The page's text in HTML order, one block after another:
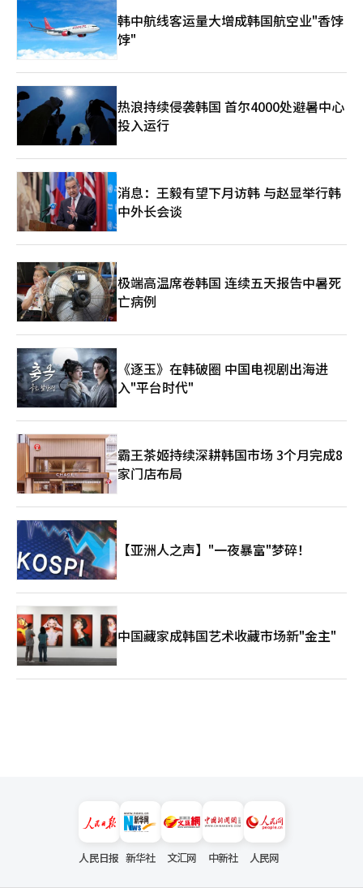
常委此次调研代表了党中央和习近平总书记的工作部署，其所到之
处均体现出鲜明的政策导向。”一位业内人士表示，“此行也体现
出中方希望加强与韩方产业协作、共同应对外部挑战的战略意
图。” 据公开资料显示，自2019年国务院原总理李克强视察三星
西安工厂以来，丁薛祥是首位到访该厂的中共中央政治局常委。此
前一个月，习近平主席曾在北京出席中国发展高层论坛2025年年
会，并会见三星电子会长李在镕，显示中方高层正密集向韩方传递
深化合作的积极信号。 业内普遍认为，尽管中国已培育出长江存
储（YMTC）、长鑫存储（CXMT）等本土存储芯片企业，但在高
带宽存储（HBM）等关键领域，与三星、SK海力士等韩企仍存在
一定技术差距。在美方不断加强对AI芯片出口限制的背景下，中方
有意通过与韩企开展务实合作，稳固半导体产业链安全。 近期，
美国前总统特朗普再度发声，呼吁拜登政府扩大对华技术出口限制
措施，继英伟达专为中国市场定制的AI芯片“H20”被列入管控清
单后，英特尔、AMD等厂商产品亦被纳入限制范围，中美科技领域
竞争进一步升温。 三星半导体西安园区 【图片来源 三星电子中
韩中航线客运量大增成韩国航空业"香饽
饽"
热浪持续侵袭韩国 首尔4000处避暑中心
投入运行
消息：王毅有望下月访韩 与赵显举行韩
中外长会谈
极端高温席卷韩国 连续五天报告中暑死
亡病例
《逐玉》在韩破圈 中国电视剧出海进
入"平台时代"
霸王茶姬持续深耕韩国市场 3个月完成8
家门店布局
【亚洲人之声】"一夜暴富"梦碎！
中国藏家成韩国艺术收藏市场新"金主"
人民日报 新华社 文汇网 中新社 人民网